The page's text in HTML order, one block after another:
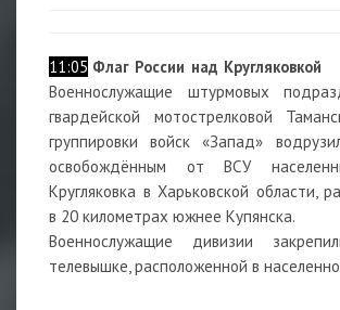
11:05 Флаг России над Кругляковкой
Военнослужащие штурмовых
гвардейской мотострелковой
группировки войск «Запад»
освобождённым от ВСУ
Кругляковка в Харьковской области,
в 20 километрах южнее Купянска.
Военнослужащие дивизии
телевышке, расположенной в